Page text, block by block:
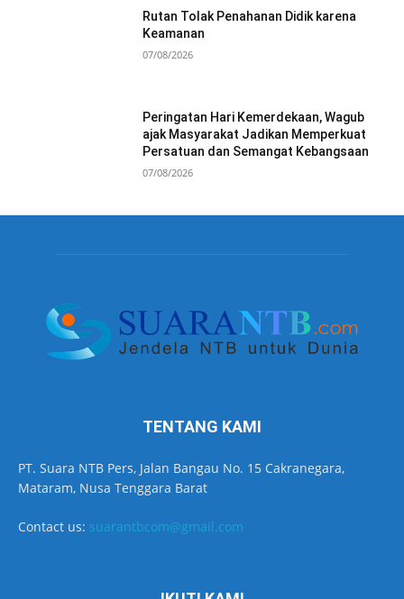
Rutan Tolak Penahanan Didik karena
Keamanan
07/08/2026
Peringatan Hari Kemerdekaan, Wagub
ajak Masyarakat Jadikan Memperkuat
Persatuan dan Semangat Kebangsaan
07/08/2026
TENTANG KAMI
PT. Suara NTB Pers, Jalan Bangau No. 15 Cakranegara,
Mataram, Nusa Tenggara Barat
Contact us: suarantbcom@gmail.com